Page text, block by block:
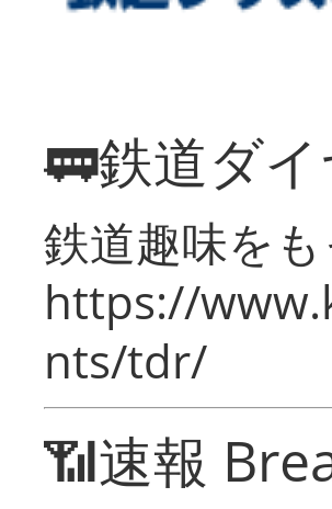
🚃鉄道ダ
鉄道趣味を
https://
nts/tdr/
📶速報